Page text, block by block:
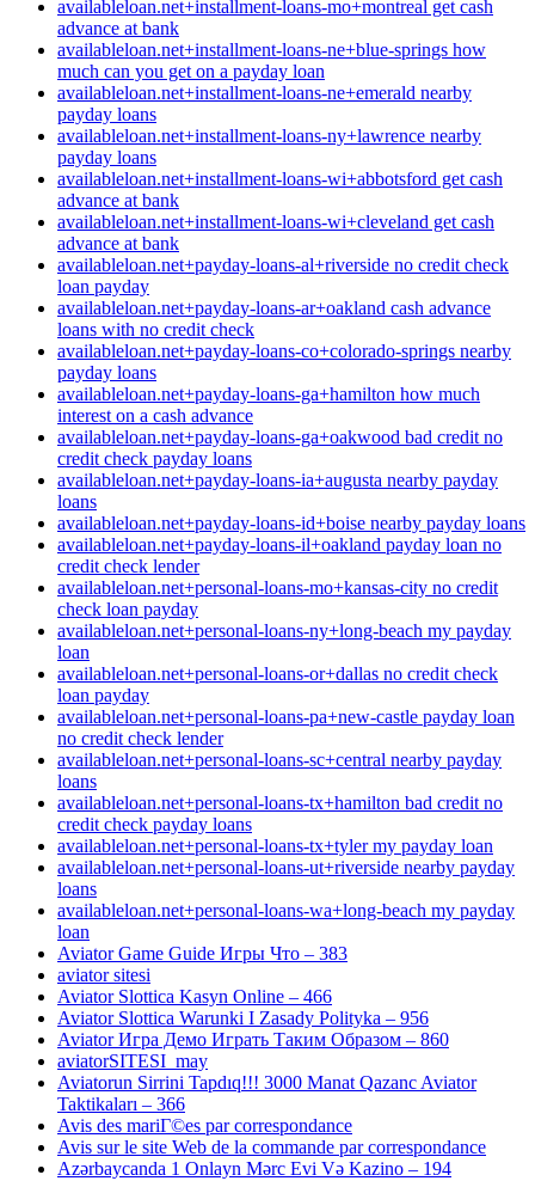
availableloan.net+installment-loans-mo+montreal get cash
advance at bank
availableloan.net+installment-loans-ne+blue-springs how
much can you get on a payday loan
availableloan.net+installment-loans-ne+emerald nearby
payday loans
availableloan.net+installment-loans-ny+lawrence nearby
payday loans
availableloan.net+installment-loans-wi+abbotsford get cash
advance at bank
availableloan.net+installment-loans-wi+cleveland get cash
advance at bank
availableloan.net+payday-loans-al+riverside no credit check
loan payday
availableloan.net+payday-loans-ar+oakland cash advance
loans with no credit check
availableloan.net+payday-loans-co+colorado-springs nearby
payday loans
availableloan.net+payday-loans-ga+hamilton how much
interest on a cash advance
availableloan.net+payday-loans-ga+oakwood bad credit no
credit check payday loans
availableloan.net+payday-loans-ia+augusta nearby payday
loans
availableloan.net+payday-loans-id+boise nearby payday loans
availableloan.net+payday-loans-il+oakland payday loan no
credit check lender
availableloan.net+personal-loans-mo+kansas-city no credit
check loan payday
availableloan.net+personal-loans-ny+long-beach my payday
loan
availableloan.net+personal-loans-or+dallas no credit check
loan payday
availableloan.net+personal-loans-pa+new-castle payday loan
no credit check lender
availableloan.net+personal-loans-sc+central nearby payday
loans
availableloan.net+personal-loans-tx+hamilton bad credit no
credit check payday loans
availableloan.net+personal-loans-tx+tyler my payday loan
availableloan.net+personal-loans-ut+riverside nearby payday
loans
availableloan.net+personal-loans-wa+long-beach my payday
loan
Aviator Game Guide Игры Что – 383
aviator sitesi
Aviator Slottica Kasyn Online – 466
Aviator Slottica Warunki I Zasady Polityka – 956
Aviator Игра Демо Играть Таким Образом – 860
aviatorSITESI_may
Aviatorun Sirrini Tapdıq!!! 3000 Manat Qazanc Aviator
Taktikaları – 366
Avis des mariГ©es par correspondance
Avis sur le site Web de la commande par correspondance
Azərbaycanda 1 Onlayn Mərc Evi Və Kazino – 194